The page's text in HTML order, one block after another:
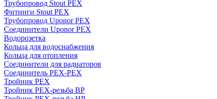
Трубопровод Stout PEX
Фитинги Stout PEX
Трубопровод Uponor PEX
Соединители Uponor PEX
Водорозетка
Кольца для водоснабжения
Кольца для отопления
Соединители для радиаторов
Соединитель PEX-PEX
Тройник PEX
Тройник PEX-резьба ВР